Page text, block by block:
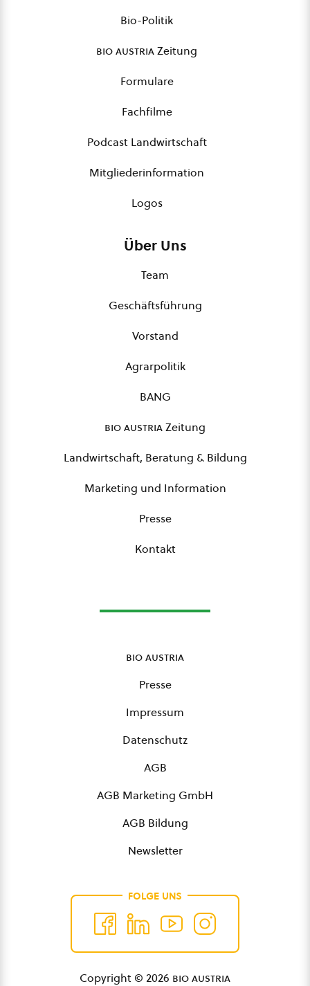
Bio-Politik
bio austriaZeitung
Formulare
Fachfilme
Podcast Landwirtschaft
Mitgliederinformation
Logos
Über Uns
Team
Geschäftsführung
Vorstand
Agrarpolitik
BANG
bio austriaZeitung
Landwirtschaft, Beratung & Bildung
Marketing und Information
Presse
Kontakt
bio austria
Presse
Impressum
Datenschutz
AGB
AGB Marketing GmbH
AGB Bildung
Newsletter
FOLGE UNS
Copyright © 2026 bio austria